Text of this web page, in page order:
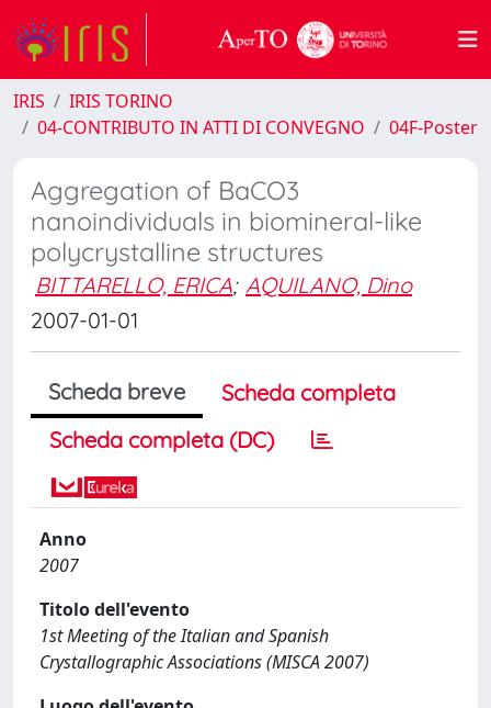
IRIS
IRIS TORINO
04-CONTRIBUTO IN ATTI DI CONVEGNO
04F-Poster
Aggregation of BaCO3
nanoindividuals in biomineral-like
polycrystalline structures
BITTARELLO, ERICA; AQUILANO, Dino
2007-01-01
Scheda breve
Scheda completa
Scheda completa (DC)
Anno
2007
Titolo dell'evento
1st Meeting of the Italian and Spanish
Crystallographic Associations (MISCA 2007)